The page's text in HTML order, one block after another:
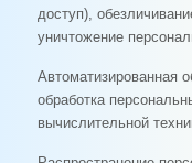
доступ),
уничтожение
Автоматизированная
обработка
вычислительной